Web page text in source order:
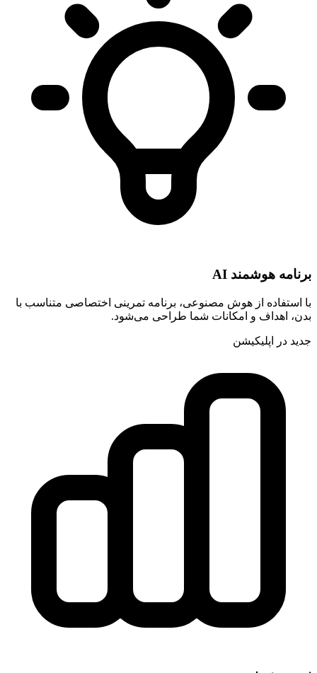
برنامه هوشمند AI
با استفاده از هوش مصنوعی، برنامه تمرینی اختصاصی متناسب با
بدن، اهداف و امکانات شما طراحی می‌شود.
جدید در اپلیکیشن